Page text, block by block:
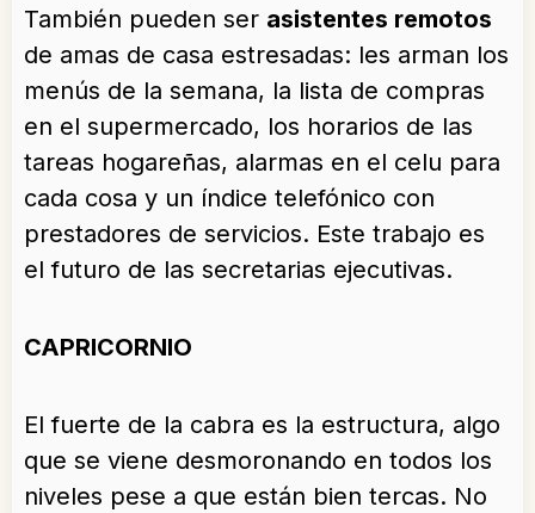
También pueden ser asistentes remotos
de amas de casa estresadas: les arman los
menús de la semana, la lista de compras
en el supermercado, los horarios de las
tareas hogareñas, alarmas en el celu para
cada cosa y un índice telefónico con
prestadores de servicios. Este trabajo es
el futuro de las secretarias ejecutivas.
CAPRICORNIO
El fuerte de la cabra es la estructura, algo
que se viene desmoronando en todos los
niveles pese a que están bien tercas. No